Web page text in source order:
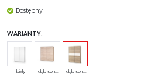
Dostępny
WARIANTY:
biały dąb son... dąb son...